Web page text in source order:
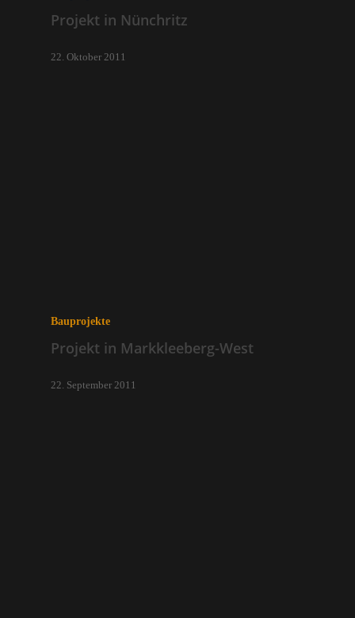
Projekt in Nünchritz
22. Oktober 2011
Bauprojekte
Projekt in Markkleeberg-West
22. September 2011